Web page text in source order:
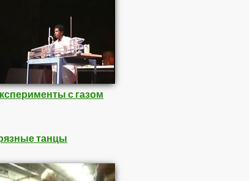
с газом
танцы